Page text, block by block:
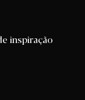
inspiração